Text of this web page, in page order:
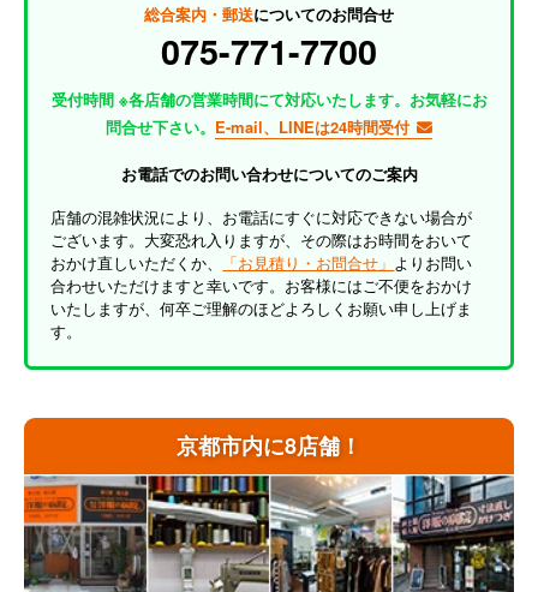
京都市内に8店舗！
総合案内・郵送についてのお問合せ
075-771-7700
受付時間 ※各店舗の営業時間にて対応いたします。お気軽にお
問合せ下さい。 E-mail、LINEは24時間受付
お電話でのお問い合わせについてのご案内
店舗の混雑状況により、お電話にすぐに対応できない場合が
ございます。大変恐れ入りますが、その際はお時間をおいて
おかけ直しいただくか、
「お見積り・お問合せ」 よりお問い
合わせいただけますと幸いです。お客様にはご不便をおかけ
いたしますが、何卒ご理解のほどよろしくお願い申し上げま
す。